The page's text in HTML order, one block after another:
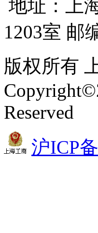
地址：上
1203室 邮
版权所有
Reserved
沪ICP